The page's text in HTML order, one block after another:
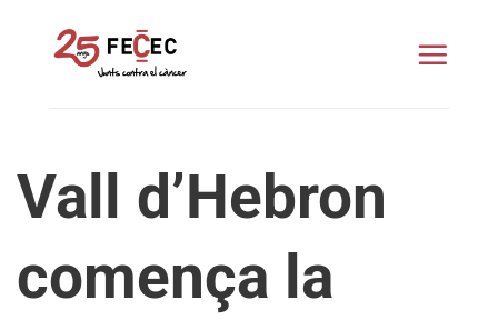
Vall d’Hebron
comença la